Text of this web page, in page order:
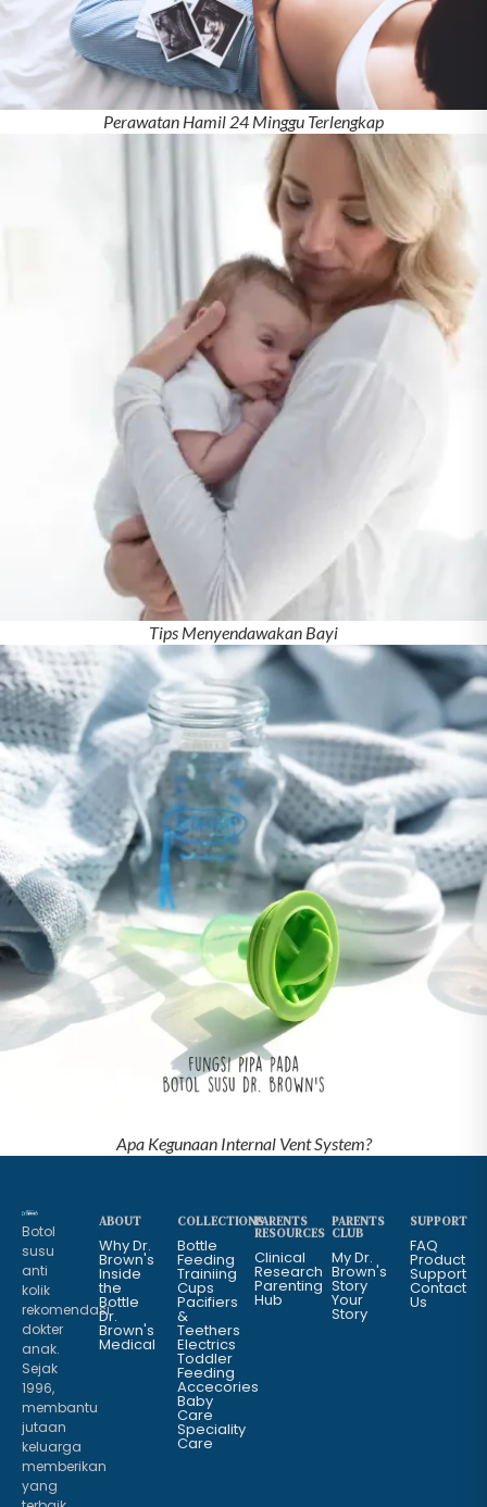
Perawatan Hamil 24 Minggu Terlengkap
Tips Menyendawakan Bayi
Apa Kegunaan Internal Vent System?
Botol
susu
anti
kolik
rekomendasi
dokter
anak.
Sejak
1996,
membantu
jutaan
keluarga
memberikan
yang
ABOUT
Why Dr.
Brown's
Inside
the
Bottle
Dr.
Brown's
Medical
COLLECTIONS
Bottle
Feeding
Trainiing
Cups
Pacifiers
&
Teethers
Electrics
Toddler
Feeding
Accecories
Baby
Care
Speciality
Care
PARENTS
RESOURCES
Clinical
Research
Parenting
Hub
PARENTS
CLUB
My Dr.
Brown's
Story
Your
Story
SUPPORT
FAQ
Product
Support
Contact
Us